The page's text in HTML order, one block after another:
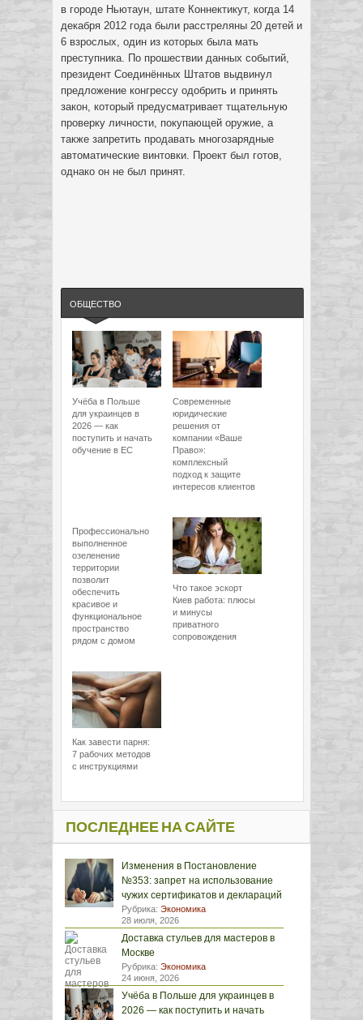
в городе Ньютаун, штате Коннектикут, когда 14
декабря 2012 года были расстреляны 20 детей и
6 взрослых, один из которых была мать
преступника. По прошествии данных событий,
президент Соединённых Штатов выдвинул
предложение конгрессу одобрить и принять
закон, который предусматривает тщательную
проверку личности, покупающей оружие, а
также запретить продавать многозарядные
автоматические винтовки. Проект был готов,
однако он не был принят.
ОБЩЕСТВО
Учёба в Польше
для украинцев в
2026 — как
поступить и начать
обучение в ЕС
Современные
юридические
решения от
компании «Ваше
Право»:
комплексный
подход к защите
интересов клиентов
Профессионально
выполненное
озеленение
территории
позволит
обеспечить
красивое и
функциональное
пространство
рядом с домом
Что такое эскорт
Киев работа: плюсы
и минусы
приватного
сопровождения
Как завести парня:
7 рабочих методов
с инструкциями
ПОСЛЕДНЕЕ НА САЙТЕ
Изменения в Постановление
№353: запрет на использование
чужих сертификатов и деклараций
Рубрика: Экономика
28 июля, 2026
Доставка стульев для мастеров в
Москве
Рубрика: Экономика
24 июня, 2026
Учёба в Польше для украинцев в
2026 — как поступить и начать